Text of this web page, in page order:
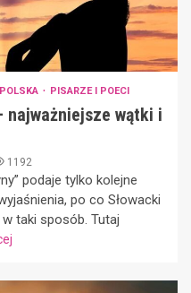
PISARZE I POECI
najważniejsze wątki i
1192
podaje tylko kolejne
po co Słowacki
w taki sposób. Tutaj